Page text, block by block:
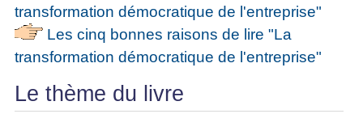
transformation démocratique de l'entreprise"
Les cinq bonnes raisons de lire "La
transformation démocratique de l'entreprise"
Le thème du livre